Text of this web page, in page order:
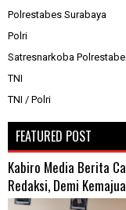
Polrestabes Surabaya
Polri
Satresnarkoba
TNI
TNI / Polri
FEATURED POST
Kabiro Media Berita
Redaksi, Demi